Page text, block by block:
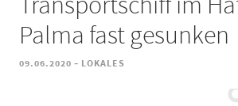
Palma fast gesunken
09.06.2020 - LOKALES